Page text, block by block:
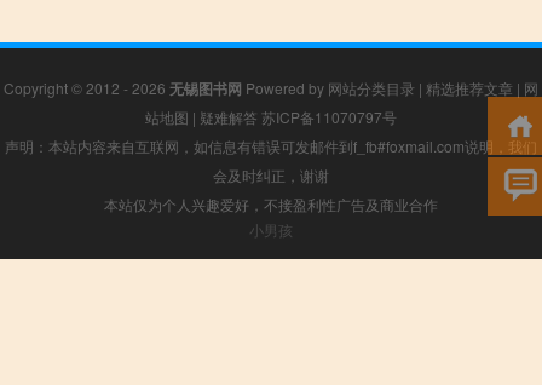
Copyright © 2012 - 2026 无锡图书网 Powered by 网站分类目录 | 精选推荐文章 | 网
站地图 | 疑难解答 苏ICP备11070797号
声明：本站内容来自互联网，如信息有错误可发邮件到f_fb#foxmail.com说明，我们
会及时纠正，谢谢
本站仅为个人兴趣爱好，不接盈利性广告及商业合作
小男孩